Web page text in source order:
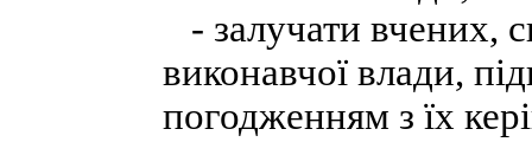
- залучати вчених,
виконавчої влади,
погодженням з їх